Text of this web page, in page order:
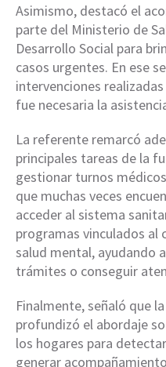
Asimismo, destacó el
parte del Ministerio de
Desarrollo Social para
casos urgentes. En ese
intervenciones
fue necesaria la
La referente remarcó
principales tareas de la
gestionar turnos
que muchas veces
acceder al sistema
programas vinculados al
salud mental, ayudando
trámites o conseguir
Finalmente, señaló que
profundizó el abordaje
los hogares para
generar